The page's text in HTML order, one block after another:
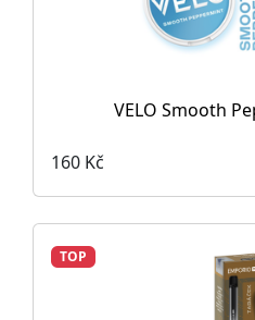
VELO Smooth
160 Kč
TOP